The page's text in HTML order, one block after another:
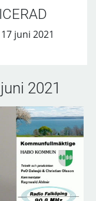
juni 2021
2021